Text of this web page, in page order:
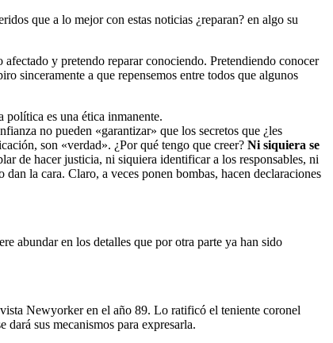
que a lo mejor con estas noticias ¿reparan? en algo su
y pretendo reparar conociendo. Pretendiendo conocer
sinceramente a que repensemos entre todos que algunos
política es una ética inmanente.
no pueden «garantizar» que los secretos que ¿les
son «verdad». ¿Por qué tengo que creer? Ni siquiera se
de hacer justicia, ni siquiera identificar a los responsables, ni
la cara. Claro, a veces ponen bombas, hacen declaraciones
abundar en los detalles que por otra parte ya han sido
Newyorker en el año 89. Lo ratificó el teniente coronel
sus mecanismos para expresarla.